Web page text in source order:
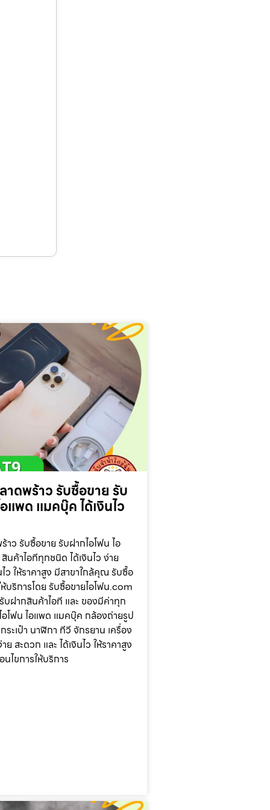
าดพร้าว รับซื้อขาย รับ
แพด แมคบุ๊ค ได้เงินไว
าว รับซื้อขาย รับฝากไอโฟน ไอ
ค้าไอทีทุกชนิด ได้เงินไว ง่าย
ไว ให้ราคาสูง มีสาขาใกล้คุณ รับซื้อ
บริการโดย รับซื้อขายไอโฟน.com
บฝากสินค้าไอที และ ของมีค่าทุก
อโฟน ไอแพด แมคบุ๊ค กล้องถ่ายรูป
ะเป๋า นาฬิกา ทีวี จักรยาน เครื่อง
ย สะดวก และ ได้เงินไว ให้ราคาสูง
ไขการให้บริการ